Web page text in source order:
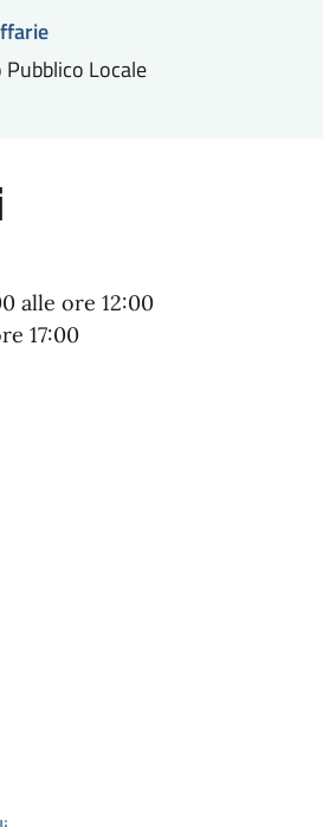
Locale
alle ore 12:00
17:00